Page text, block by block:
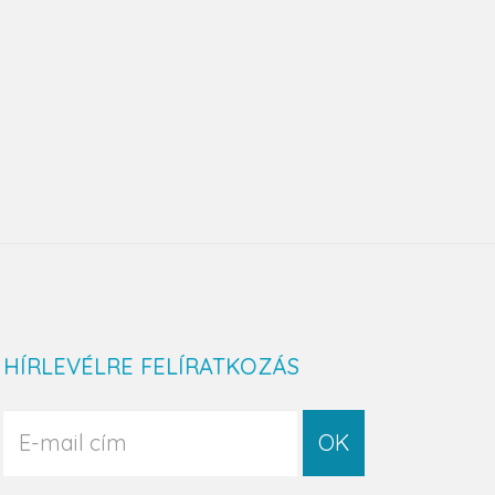
HÍRLEVÉLRE FELÍRATKOZÁS
OK